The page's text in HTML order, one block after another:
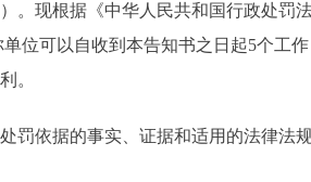
。现根据《中华人民共和国行政处罚
位可以自收到本告知书之日起5个工
。
罚依据的事实、证据和适用的法律法